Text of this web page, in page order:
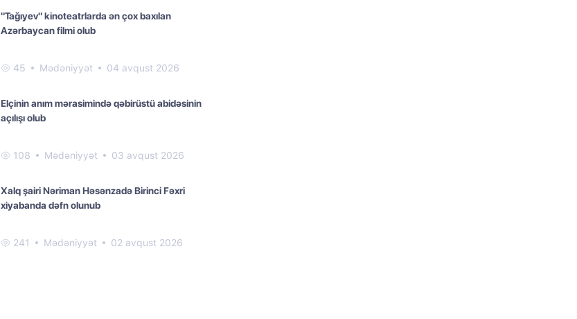
"Tağıyev" kinoteatrlarda ən çox baxılan
Azərbaycan filmi olub
45 Mədəniyyət 04 avqust 2026
Elçinin anım mərasimində qəbirüstü abidəsinin
açılışı olub
108 Mədəniyyət 03 avqust 2026
Xalq şairi Nəriman Həsənzadə Birinci Fəxri
xiyabanda dəfn olunub
241 Mədəniyyət 02 avqust 2026